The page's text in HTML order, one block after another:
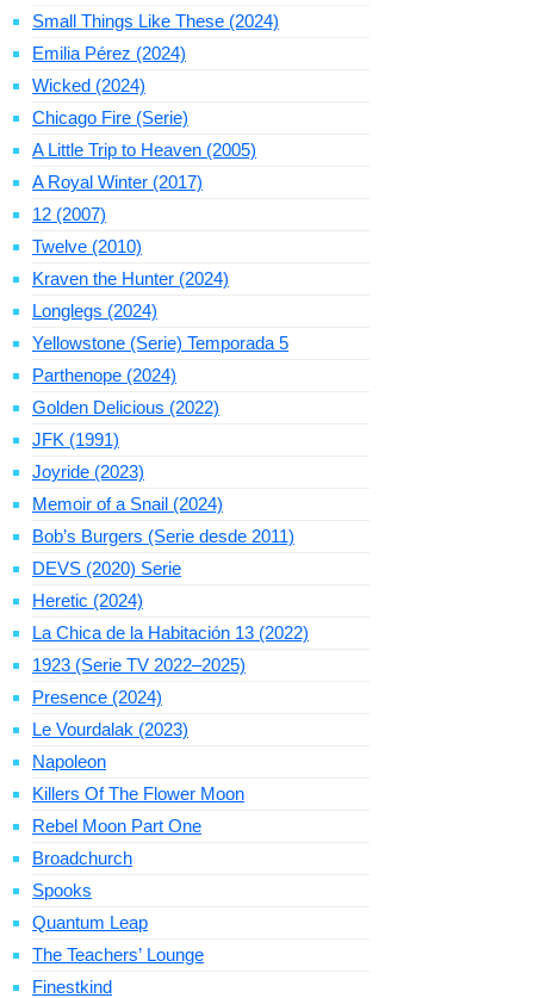
Small Things Like These (2024)
Emilia Pérez (2024)
Wicked (2024)
Chicago Fire (Serie)
A Little Trip to Heaven (2005)
A Royal Winter (2017)
12 (2007)
Twelve (2010)
Kraven the Hunter (2024)
Longlegs (2024)
Yellowstone (Serie) Temporada 5
Parthenope (2024)
Golden Delicious (2022)
JFK (1991)
Joyride (2023)
Memoir of a Snail (2024)
Bob’s Burgers (Serie desde 2011)
DEVS (2020) Serie
Heretic (2024)
La Chica de la Habitación 13 (2022)
1923 (Serie TV 2022–2025)
Presence (2024)
Le Vourdalak (2023)
Napoleon
Killers Of The Flower Moon
Rebel Moon Part One
Broadchurch
Spooks
Quantum Leap
The Teachers’ Lounge
Finestkind